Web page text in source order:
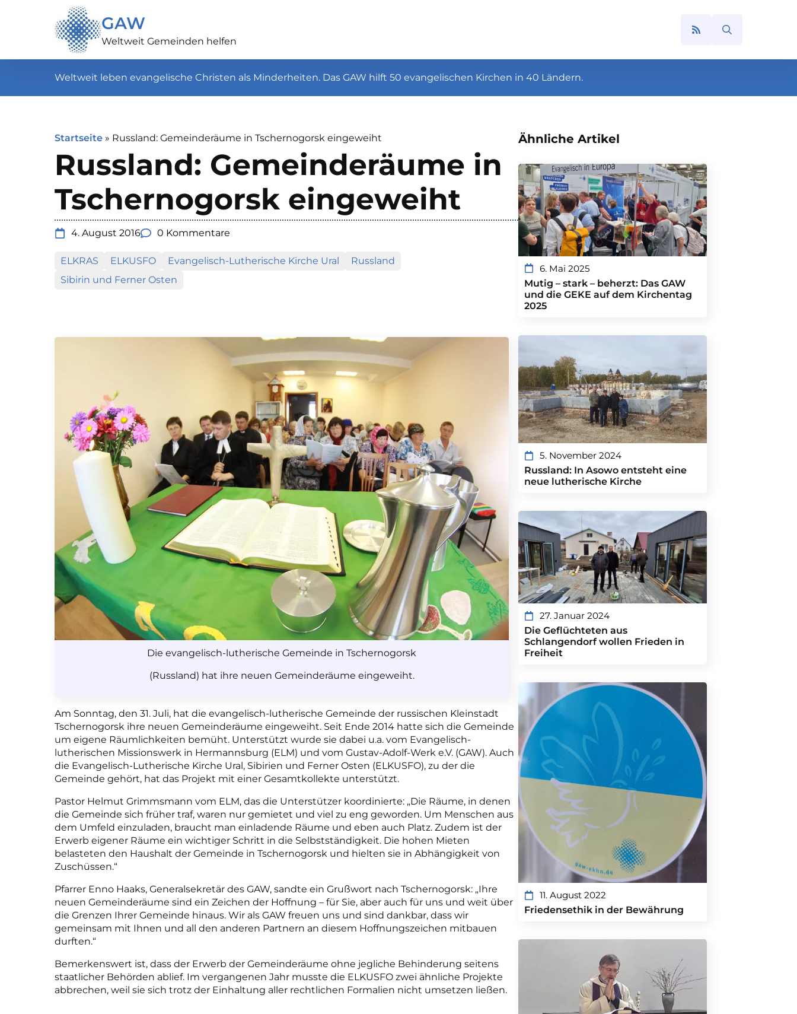
GAW
Weltweit Gemeinden helfen
Weltweit leben evangelische Christen als Minderheiten. Das GAW hilft 50 evangelischen Kirchen in 40 Ländern.
Startseite » Russland: Gemeinderäume in Tschernogorsk eingeweiht
Russland: Gemeinderäume in
Tschernogorsk eingeweiht
4. August 2016 0 Kommentare
ELKRAS ELKUSFO Evangelisch-Lutherische Kirche Ural
Russland
Sibirin und Ferner Osten
Die evangelisch-lutherische Gemeinde in Tschernogorsk
(Russland) hat ihre neuen Gemeinderäume eingeweiht.
Am Sonntag, den 31. Juli, hat die evangelisch-lutherische Gemeinde der russischen Kleinstadt
Tschernogorsk ihre neuen Gemeinderäume eingeweiht. Seit Ende 2014 hatte sich die Gemeinde
um eigene Räumlichkeiten bemüht. Unterstützt wurde sie dabei u.a. vom Evangelisch-
lutherischen Missionswerk in Hermannsburg (ELM) und vom Gustav-Adolf-Werk e.V. (GAW). Auch
die Evangelisch-Lutherische Kirche Ural, Sibirien und Ferner Osten (ELKUSFO), zu der die
Gemeinde gehört, hat das Projekt mit einer Gesamtkollekte unterstützt.
Pastor Helmut Grimmsmann vom ELM, das die Unterstützer koordinierte: „Die Räume, in denen
die Gemeinde sich früher traf, waren nur gemietet und viel zu eng geworden. Um Menschen aus
dem Umfeld einzuladen, braucht man einladende Räume und eben auch Platz. Zudem ist der
Erwerb eigener Räume ein wichtiger Schritt in die Selbstständigkeit. Die hohen Mieten
belasteten den Haushalt der Gemeinde in Tschernogorsk und hielten sie in Abhängigkeit von
Zuschüssen.“
Pfarrer Enno Haaks, Generalsekretär des GAW, sandte ein Grußwort nach Tschernogorsk: „Ihre
neuen Gemeinderäume sind ein Zeichen der Hoffnung – für Sie, aber auch für uns und weit über
die Grenzen Ihrer Gemeinde hinaus. Wir als GAW freuen uns und sind dankbar, dass wir
gemeinsam mit Ihnen und all den anderen Partnern an diesem Hoffnungszeichen mitbauen
durften.“
Bemerkenswert ist, dass der Erwerb der Gemeinderäume ohne jegliche Behinderung seitens
staatlicher Behörden ablief. Im vergangenen Jahr musste die ELKUSFO zwei ähnliche Projekte
abbrechen, weil sie sich trotz der Einhaltung aller rechtlichen Formalien nicht umsetzen ließen.
Ähnliche Artikel
6. Mai 2025
Mutig – stark – beherzt: Das GAW
und die GEKE auf dem Kirchentag
2025
5. November 2024
Russland: In Asowo entsteht eine
neue lutherische Kirche
27. Januar 2024
Die Geflüchteten aus
Schlangendorf wollen Frieden in
Freiheit
11. August 2022
Friedensethik in der Bewährung